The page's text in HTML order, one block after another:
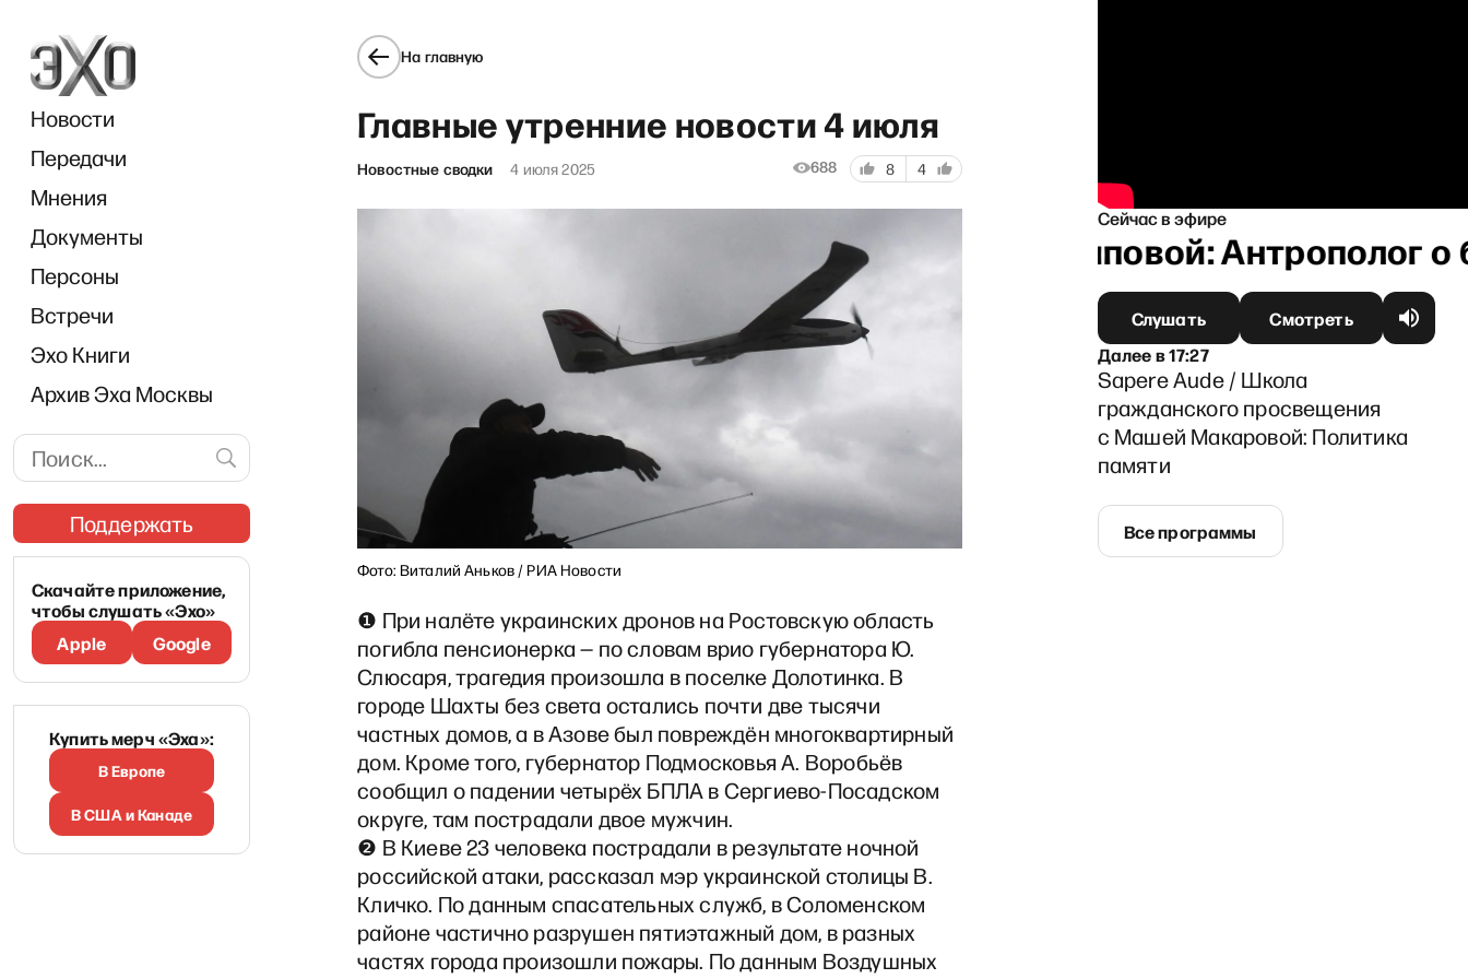
Новости
Передачи
Мнения
Документы
Персоны
Встречи
Эхо Книги
Архив Эха Москвы
Поддержать
Скачайте приложение,
чтобы слушать «Эхо»
Apple
Google
Купить мерч «Эха»:
В Европе
В США и Канаде
На главную
Главные утренние новости 4 июля
Новостные сводки 4 июля 2025 688 8 4
Фото: Виталий Аньков / РИА Новости
❶ При налёте украинских дронов на Ростовскую область
погибла пенсионерка — по словам врио губернатора Ю.
Слюсаря, трагедия произошла в поселке Долотинка. В
городе Шахты без света остались почти две тысячи
частных домов, а в Азове был повреждён многоквартирный
дом. Кроме того, губернатор Подмосковья А. Воробьёв
сообщил о падении четырёх БПЛА в Сергиево-Посадском
округе, там пострадали двое мужчин.
❷ В Киеве 23 человека пострадали в результате ночной
российской атаки, рассказал мэр украинской столицы В.
Кличко. По данным спасательных служб, в Соломенском
районе частично разрушен пятиэтажный дом, в разных
частях города произошли пожары. По данным Воздушных
Сейчас в эфире
«Лазарева Тут» с Александрой Архиповой: Антрополог о
Слушать
Смотреть
Далеев17:27
Sapere Aude / Школа
гражданского просвещения
с Машей Макаровой: Политика
памяти
Все программы